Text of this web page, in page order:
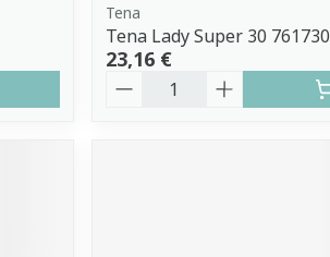
Tena
Tena Lady Super 30 761730
23,16 €
Quantité